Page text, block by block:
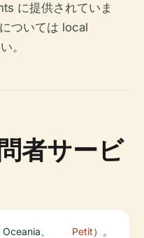
に提供されていま
ついては local
。
者サービ
、
Petit）。